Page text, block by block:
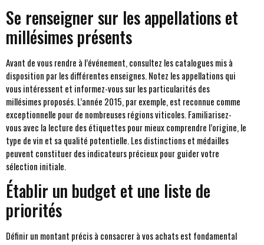
Se renseigner sur les appellations et
millésimes présents
Avant de vous rendre à l’événement, consultez les catalogues mis à
disposition par les différentes enseignes. Notez les appellations qui
vous intéressent et informez-vous sur les particularités des
millésimes proposés. L’année 2015, par exemple, est reconnue comme
exceptionnelle pour de nombreuses régions viticoles. Familiarisez-
vous avec la lecture des étiquettes pour mieux comprendre l’origine, le
type de vin et sa qualité potentielle. Les distinctions et médailles
peuvent constituer des indicateurs précieux pour guider votre
sélection initiale.
Établir un budget et une liste de
priorités
Définir un montant précis à consacrer à vos achats est fondamental